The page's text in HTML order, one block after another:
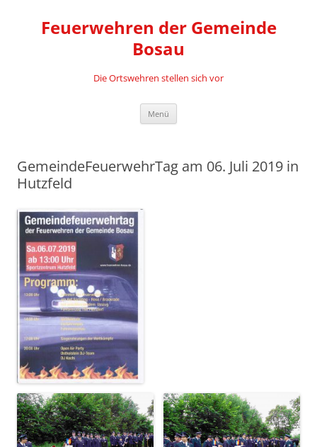
springenFeuerwehren der Gemeinde
Bosau
Die Ortswehren stellen sich vor
Menü
GemeindeFeuerwehrTag am 06. Juli 2019 in
Hutzfeld